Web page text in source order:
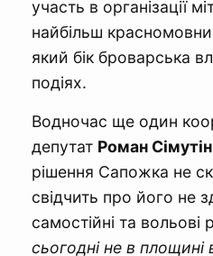
участь в організації
найбільш
який бік броварська
подіях.
Водночас ще один
депутат Роман Сімутін
рішення Сапожка не
свідчить про його не
самостійні та вольові
сьогодні не в